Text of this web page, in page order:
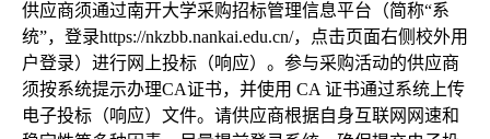
供应商须通过南开大学采购招标管理信息平台（简称“系
统”，登录https://nkzbb.nankai.edu.cn/，点击页面右侧校外用
户登录）进行网上投标（响应）。参与采购活动的供应商
须按系统提示办理CA证书，并使用 CA 证书通过系统上传
电子投标（响应）文件。请供应商根据自身互联网网速和